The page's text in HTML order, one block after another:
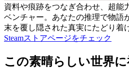
資料や痕跡をつなぎ合わせ、超能
ベンチャー。あなたの推理で物語
末を覆し隠された真実にたどり着
Steamストアページをチェック
この素晴らしい世界